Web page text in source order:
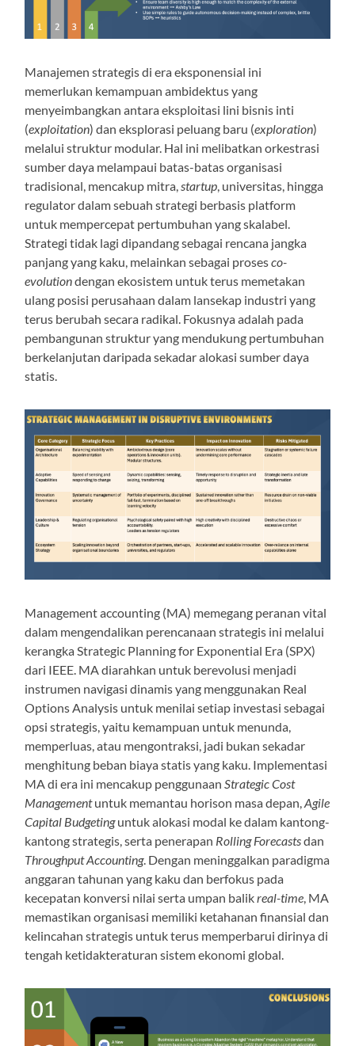
Manajemen strategis di era eksponensial ini
memerlukan kemampuan ambidektus yang
menyeimbangkan antara eksploitasi lini bisnis inti
(exploitation) dan eksplorasi peluang baru (exploration)
melalui struktur modular. Hal ini melibatkan orkestrasi
sumber daya melampaui batas-batas organisasi
tradisional, mencakup mitra,startup, universitas, hingga
regulator dalam sebuah strategi berbasis platform
untuk mempercepat pertumbuhan yang skalabel.
Strategi tidak lagi dipandang sebagai rencana jangka
panjang yang kaku, melainkan sebagai prosesco-
evolutiondengan ekosistem untuk terus memetakan
ulang posisi perusahaan dalam lansekap industri yang
terus berubah secara radikal. Fokusnya adalah pada
pembangunan struktur yang mendukung pertumbuhan
berkelanjutan daripada sekadar alokasi sumber daya
statis.
Management accounting (MA) memegang peranan vital
dalam mengendalikan perencanaan strategis ini melalui
kerangka Strategic Planning for Exponential Era (SPX)
dari IEEE. MA diarahkan untuk berevolusi menjadi
instrumen navigasi dinamis yang menggunakan Real
Options Analysis untuk menilai setiap investasi sebagai
opsi strategis, yaitu kemampuan untuk menunda,
memperluas, atau mengontraksi, jadi bukan sekadar
menghitung beban biaya statis yang kaku. Implementasi
MA di era ini mencakup penggunaanStrategic Cost
Managementuntuk memantau horison masa depan,Agile
Capital Budgetinguntuk alokasi modal ke dalam kantong-
kantong strategis, serta penerapan Rolling Forecastsdan
Throughput Accounting. Dengan meninggalkan paradigma
anggaran tahunan yang kaku dan berfokus pada
kecepatan konversi nilai serta umpan balikreal-time, MA
memastikan organisasi memiliki ketahanan finansial dan
kelincahan strategis untuk terus memperbarui dirinya di
tengah ketidakteraturan sistem ekonomi global.